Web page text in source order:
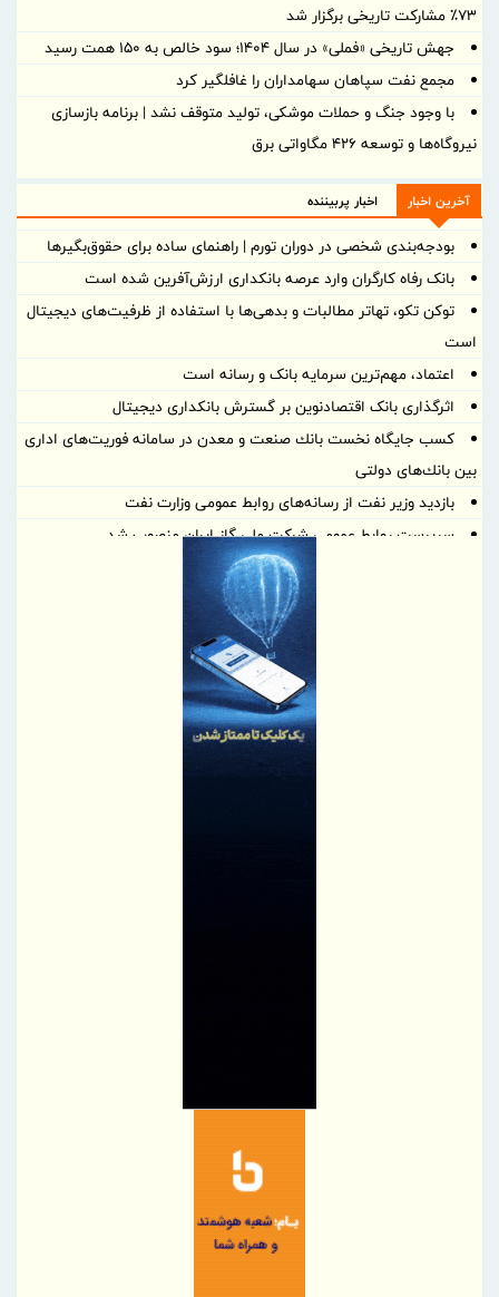
۷۳٪ مشارکت تاریخی برگزار شد
جهش تاریخی «فملی» در سال ۱۴۰۴؛ سود خالص به ۱۵۰ همت رسید
مجمع نفت سپاهان سهامداران را غافلگیر کرد
با وجود جنگ و حملات موشکی، تولید متوقف نشد | برنامه بازسازی
نیروگاه‌ها و توسعه ۴۲۶ مگاواتی برق
آخرین اخبار اخبار پربیننده
بودجه‌بندی شخصی در دوران تورم | راهنمای ساده برای حقوق‌بگیرها
بانک رفاه کارگران وارد عرصه بانکداری ارزش‌آفرین شده است
توکن تکو، تهاتر مطالبات و بدهی‌ها با استفاده از ظرفیت‌های دیجیتال
است
اعتماد، مهم‌ترین سرمایه بانک و رسانه است
اثرگذاری بانک اقتصادنوین بر گسترش بانکداری دیجیتال
كسب جایگاه نخست بانك صنعت و معدن در سامانه فوریت‌های اداری
بین بانك‌های دولتی
بازدید وزیر نفت از رسانه‌های روابط عمومی وزارت نفت
سرپرست روابط عمومی شركت ملی گاز ایران منصوب شد
درخشش نمایندگان بیمه آسیا در «فستیوال گل طلایی»
آمادگی بانک مسکن برای برگزاری به موقع مجمع عمومی سالانه/ مجامع
شرکت‌های تابعه برگزار شد
تامین مالی ۳۱ هزار میلیارد ریالی بانک مسکن از نهضت ملی لرستان/
قدردانی از نقش کلیدی و عملکرد مطلوب بانک مسکن
براساس گزارش بانك مركزی؛ بانك ملت در رتبه نخست پرداخت
تسهیلات ازدواج و فرزندآوری قرار گرفت
سپرده‌های بانک کشاورزی طی سه سال گذشته ۳ برابر شد
ایستادگی و سازندگی ما، نیازمند روایت شماست
بانک صنعت و معدن؛ پیشران تأمین مالی صنایع راهبردی و توسعه